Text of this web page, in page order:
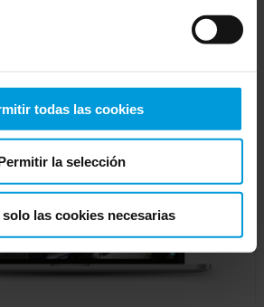
todas las cookies
la selección
las cookies necesarias